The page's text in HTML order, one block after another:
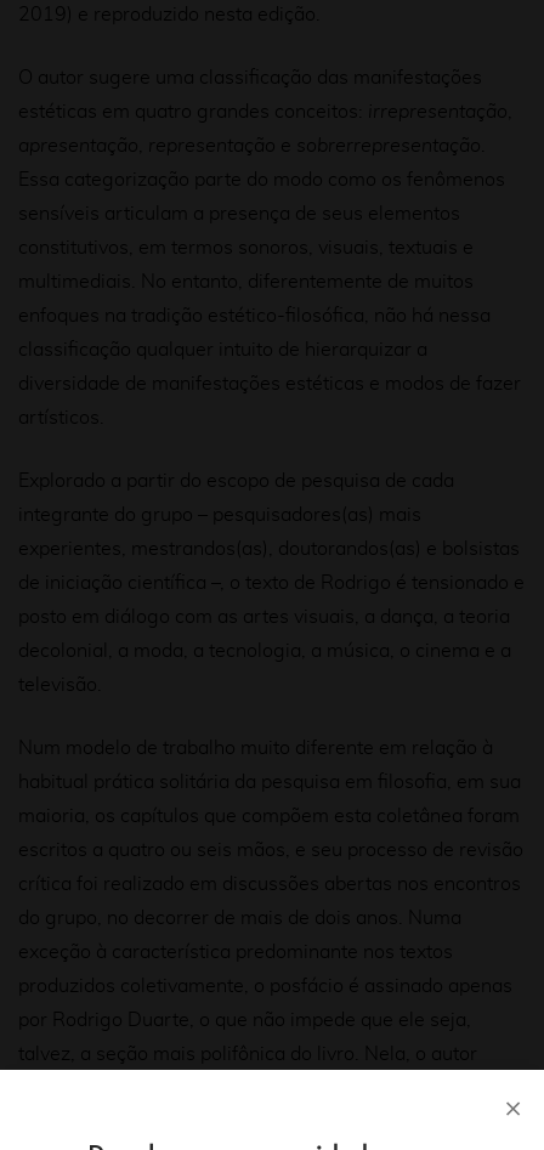
2019) e reproduzido nesta edição.
O autor sugere uma classificação das manifestações
estéticas em quatro grandes conceitos:
irrepresentação
apresentação
representação e sobrerrepresentação
Essa categorização parte do modo como os fenômenos
sensíveis articulam a presença de seus elementos
constitutivos, em termos sonoros, visuais, textuais e
multimediais. No entanto, diferentemente de muitos
enfoques na tradição estético-filosófica, não há nessa
classificação qualquer intuito de hierarquizar a
diversidade de manifestações estéticas e modos de fazer
artísticos.
Explorado a partir do escopo de pesquisa de cada
integrante do grupo – pesquisadores(as) mais
experientes, mestrandos(as), doutorandos(as) e bolsistas
de iniciação científica –, o texto de Rodrigo é tensionado e
posto em diálogo com as artes visuais, a dança, a teoria
decolonial, a moda, a tecnologia, a música, o cinema e a
televisão.
Num modelo de trabalho muito diferente em relação à
habitual prática solitária da pesquisa em filosofia, em sua
maioria, os capítulos que compõem esta coletânea foram
escritos a quatro ou seis mãos, e seu processo de revisão
crítica foi realizado em discussões abertas nos encontros
do grupo, no decorrer de mais de dois anos. Numa
exceção à característica predominante nos textos
produzidos coletivamente, o posfácio é assinado apenas
por Rodrigo Duarte, o que não impede que ele seja,
talvez, a seção mais polifônica do livro. Nela, o autor
numa síntese que descreve, com clareza, a discussão que